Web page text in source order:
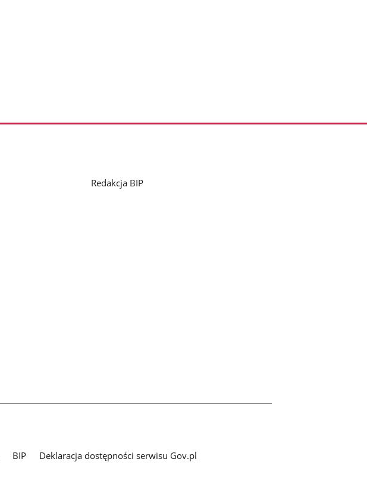
Redakcja BIP
BIP
Deklaracja dostępności serwisu Gov.pl